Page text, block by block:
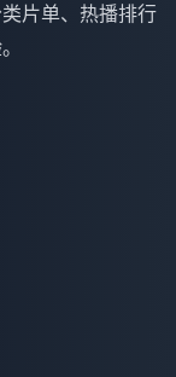
片单、热播排行